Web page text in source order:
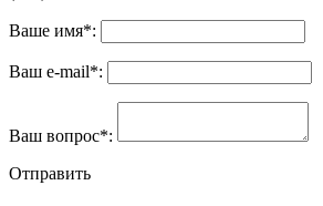
Ваше имя*:
Ваш e-mail*:
Ваш вопрос*:
Отправить